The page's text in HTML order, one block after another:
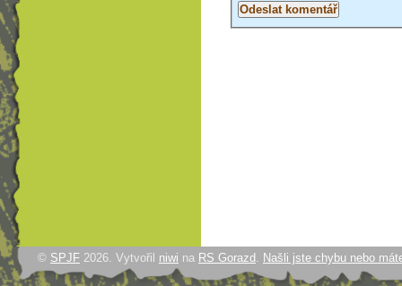
© SPJF 2026. Vytvořil niwi na RS Gorazd . Našli jste chybu nebo